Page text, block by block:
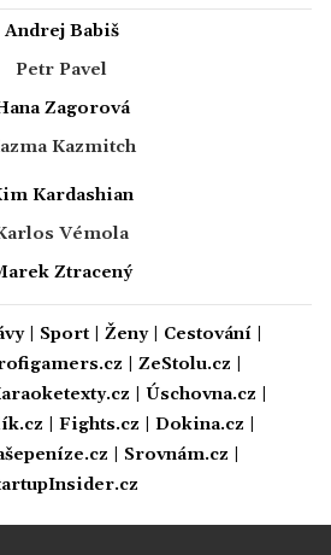
Andrej Babiš
Petr Pavel
Zagorová
Kazmitch
Kardashian
Vémola
Ztracený
| Sport| Ženy| Cestování|
ZeStolu.cz
Úschovna.cz
Fights.cz Dokina.cz
Srovnám.cz